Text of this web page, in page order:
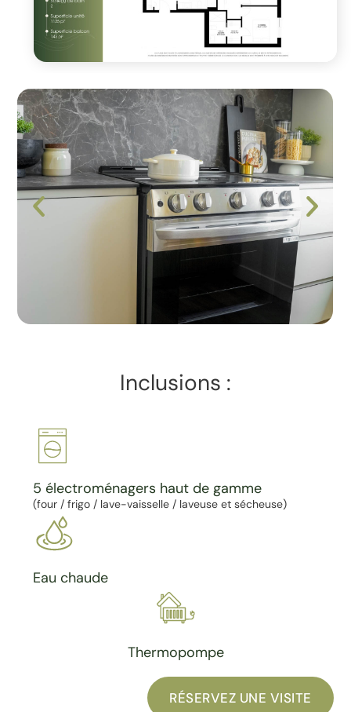
Inclusions :
5 électroménagers haut de gamme
(four / frigo / lave-vaisselle / laveuse et sécheuse)
Eau chaude
Thermopompe
RÉSERVEZ UNE VISITE